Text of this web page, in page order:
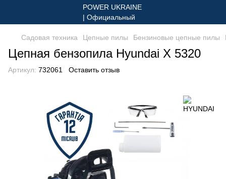
Садовая техника Цепные пилы Бензиновые цепные пилы
Цепная бензопила Hyundai X 5320
Артикул: 732061 Оставить отзыв